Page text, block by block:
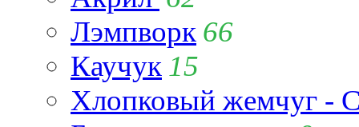
Лэмпворк 66
Каучук 15
Хлопковый жемчуг -